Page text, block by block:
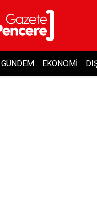
GÜNDEM EKONOMI